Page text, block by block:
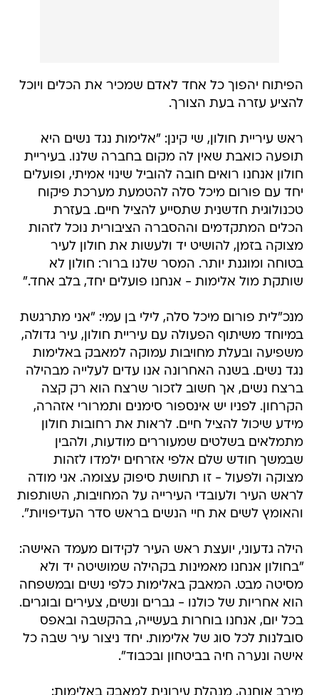
הפיתוח יהפוך כל אחד לאדם שמכיר את הכלים ויוכל
להציע עזרה בעת הצורך. ​
ראש עיריית חולון, שי קינן: "אלימות נגד נשים היא
תופעה כואבת שאין לה מקום בחברה שלנו. בעיריית
חולון אנחנו רואים חובה להוביל שינוי אמיתי, ופועלים
יחד עם פורום מיכל סלה להטמעת מערכת פיקוח
טכנולוגית חדשנית שתסייע להציל חיים. בעזרת
הכלים המתקדמים וההסברה הציבורית נוכל לזהות
מצוקה בזמן, להושיט יד ולעשות את חולון לעיר
בטוחה ומוגנת יותר. המסר שלנו ברור: חולון לא
שותקת מול אלימות - אנחנו פועלים יחד, בלב אחד."
מנכ"לית פורום מיכל סלה, לילי בן עמי: "אני מתרגשת
במיוחד משיתוף הפעולה עם עיריית חולון, עיר גדולה,
משפיעה ובעלת מחויבות עמוקה למאבק באלימות
נגד נשים. בשנה האחרונה אנו עדים לעלייה מבהילה
ברצח נשים, אך חשוב לזכור שרצח הוא רק קצה
הקרחון. לפניו יש אינספור סימנים ותמרורי אזהרה,
מידע שיכול להציל חיים. לראות את רחובות חולון
מתמלאים בשלטים שמעוררים מודעות, ולהבין
שבמשך חודש שלם אלפי אזרחים ילמדו לזהות
מצוקה ולפעול - זו תחושת סיפוק עצומה. אני מודה
לראש העיר ולעובדי העירייה על המחויבות, השותפות
והאומץ לשים את חיי הנשים בראש סדר העדיפויות".
הילה גדעוני, יועצת ראש העיר לקידום מעמד האישה:
"בחולון אנחנו מאמינות בקהילה שמושיטה יד ולא
מסיטה מבט. המאבק באלימות כלפי נשים ובמשפחה
הוא אחריות של כולנו - גברים ונשים, צעירים ובוגרים.
בכל יום, אנחנו בוחרות בעשייה, בהקשבה ובאפס
סובלנות לכל סוג של אלימות. יחד ניצור עיר שבה כל
אישה ונערה חיה בביטחון ובכבוד".